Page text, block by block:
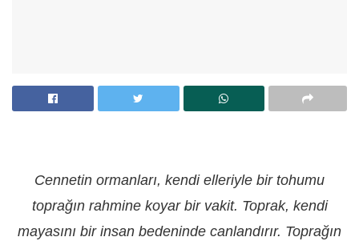
Cennetin ormanları, kendi elleriyle bir tohumu
toprağın rahmine koyar bir vakit. Toprak, kendi
mayasını bir insan bedeninde canlandırır. Toprağın